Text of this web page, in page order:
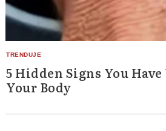
5 Hidden Signs You
Your Body